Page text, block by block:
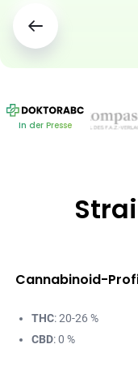
In der Presse
Cannabinoid-
THC: 20-26 %
CBD: 0 %